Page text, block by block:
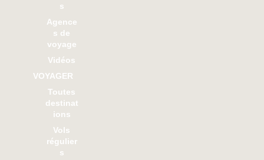
s
Agence
s de
voyage
Vidéos
VOYAGER
Toutes
destinat
ions
Vols
régulier
s